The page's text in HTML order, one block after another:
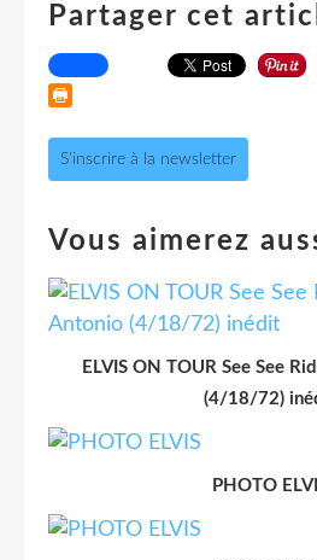
Partager cet
S'inscrire à la newsletter
Vous aimerez
ELVIS ON TOUR See See
(4/18/72)
PHOTO